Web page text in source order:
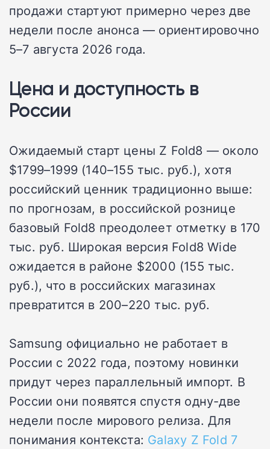
продажи стартуют примерно через две
недели после анонса — ориентировочно
5–7 августа 2026 года.
Цена и доступность в
России
Ожидаемый старт цены Z Fold8 — около
$1799–1999 (140–155 тыс. руб.), хотя
российский ценник традиционно выше:
по прогнозам, в российской рознице
базовый Fold8 преодолеет отметку в 170
тыс. руб. Широкая версия Fold8 Wide
ожидается в районе $2000 (155 тыс.
руб.), что в российских магазинах
превратится в 200–220 тыс. руб.
Samsung официально не работает в
России с 2022 года, поэтому новинки
придут через параллельный импорт. В
России они появятся спустя одну-две
недели после мирового релиза. Для
понимания контекста: Galaxy Z Fold 7